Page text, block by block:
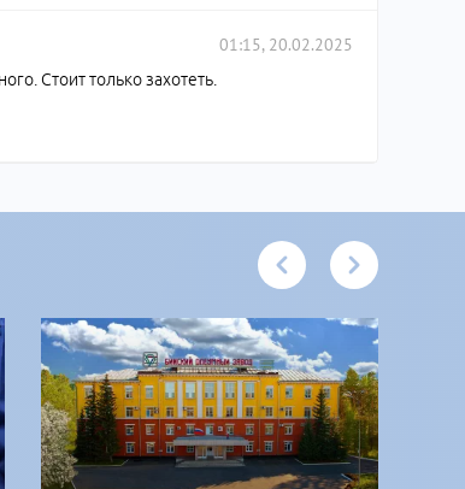
01:15, 20.02.2025
Стоит только захотеть.